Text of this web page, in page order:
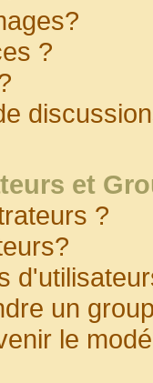
?
et
?
un
le